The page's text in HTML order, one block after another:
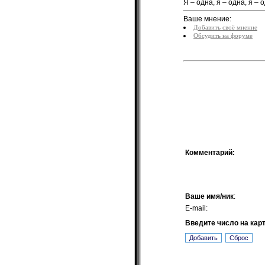
Я – одна, я – одна, я –
Ваше мнение:
Добавить своё мнение
Обсудить на форуме
Комментарий:
Ваше имя/ник:
E-mail:
Введите число на